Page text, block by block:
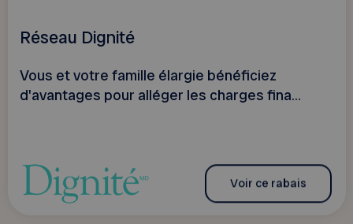
Réseau Dignité
Vous et votre famille élargie bénéficiez
d'avantages pour alléger les charges fina...
Voir ce rabais